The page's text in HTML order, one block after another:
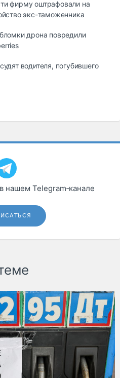
фирму оштрафовали на
экс-таможенника
дрона повредили
водителя, погубившего
нашем Telegram‑канале